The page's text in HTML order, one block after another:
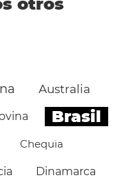
Australia
Brasil
Chequia
Dinamarca